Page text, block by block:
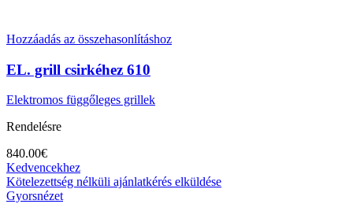
Hozzáadás az összehasonlításhoz
EL. grill csirkéhez 610
Elektromos függőleges grillek
Rendelésre
840.00€
Kedvencekhez
Kötelezettség nélküli ajánlatkérés elküldése
Gyorsnézet